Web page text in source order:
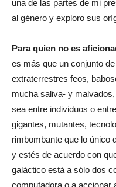
una de las partes de mi
al género y exploro sus
Para quien no es
es más que un conjunto
extraterrestres feos,
mucha saliva- y
sea entre individuos o
gigantes, mutantes,
rimbombante que lo único
y estés de acuerdo con
galáctico está a sólo dos
computadora o a accionar